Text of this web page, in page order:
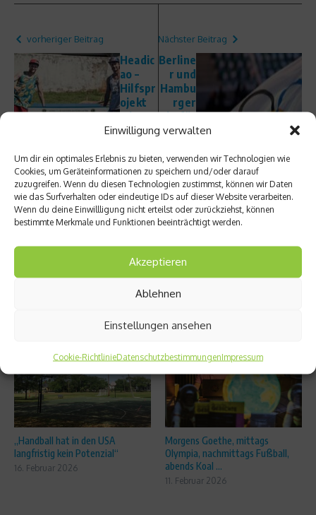
Einwilligung verwalten
Um dir ein optimales Erlebnis zu bieten, verwenden wir Technologien wie
Cookies, um Geräteinformationen zu speichern und/oder darauf
zuzugreifen. Wenn du diesen Technologien zustimmst, können wir Daten
wie das Surfverhalten oder eindeutige IDs auf dieser Website verarbeiten.
Wenn du deine Einwillligung nicht erteilst oder zurückziehst, können
bestimmte Merkmale und Funktionen beeinträchtigt werden.
Akzeptieren
Ablehnen
Einstellungen ansehen
Cookie-RichtlinieDatenschutzbestimmungenImpressum
vorheriger Beitrag
Headic
ao –
Hilfspr
ojekt
mit
Köpfch
Nächster Beitrag
Berline
r und
Hambu
rger
befür
worte
Olympi
sche
Spiele
in ihrer
Stadt
Ähnliche Beiträge
„Handball hat in den USA
langfristig kein Potenzial“
16. Februar 2026
Morgens Goethe, mittags
Olympia, nachmittags Fußball,
abends Koal ...
11. Februar 2026